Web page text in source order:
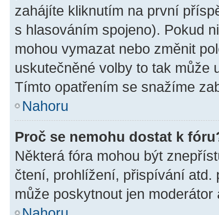
zahájíte kliknutím na první
s hlasováním spojeno). Pokud
mohou vymazat nebo změnit
uskutečněné volby to tak může
Tímto opatřením se snažíme
Nahoru
Proč se nemohu dostat k
Některá fóra mohou být
čtení, prohlížení, přispívání atd.
může poskytnout jen